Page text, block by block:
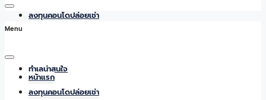
ลงทุนคอนโดปล่อยเช่า
ทำเลน่าสนใจ
Menu
หน้าแรก
ลงทุนคอนโดปล่อยเช่า